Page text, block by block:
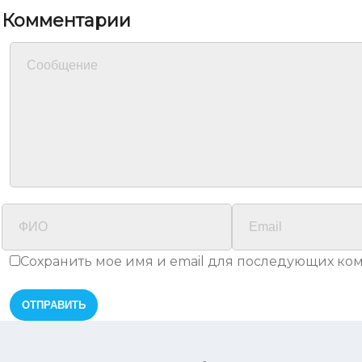
Комментарии
Сохранить мое имя и email для последующих